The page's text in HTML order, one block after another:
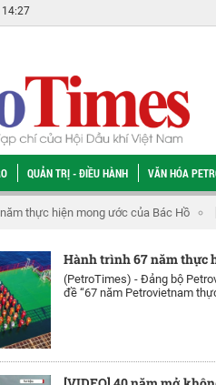
QUẢN TRỊ - ĐIỀU HÀNH VĂN HÓA
thực hiện mong ước của Bác Hồ
Hành trình 67 năm thực
(PetroTimes) - Đảng bộ
đề “67 năm Petrovietnam